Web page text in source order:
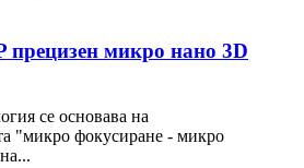
прецизен микро нано 3D
се основава на
"микро фокусиране - микро